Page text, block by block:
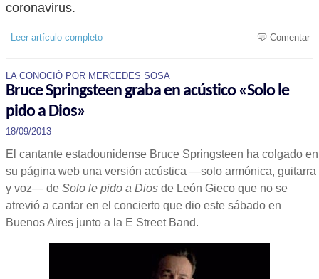
coronavirus.
Leer artículo completo Comentar
LA CONOCIÓ POR MERCEDES SOSA
Bruce Springsteen graba en acústico «Solo le
pido a Dios»
18/09/2013
El cantante estadounidense Bruce Springsteen ha colgado en
su página web una versión acústica —solo armónica, guitarra
y voz— de Solo le pido a Dios de León Gieco que no se
atrevió a cantar en el concierto que dio este sábado en
Buenos Aires junto a la E Street Band.